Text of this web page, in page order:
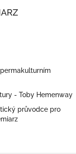
- Toby Hemenway
průvodce pro